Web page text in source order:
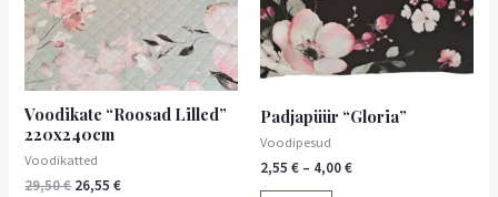
Voodikate “Roosad Lilled”
220x240cm
Voodikatted
29,50€ 26,55€
Padjapüür “Gloria”
Voodipesud
2,55 € – 4,00€
Valikuid
saab
teha